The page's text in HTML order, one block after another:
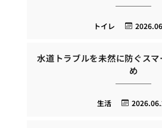
トイレ
水道トラブルを未然に防ぐス
め
生活